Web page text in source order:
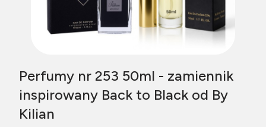
Perfumy nr 253 50ml - zamiennik
inspirowany Back to Black od By
Kilian